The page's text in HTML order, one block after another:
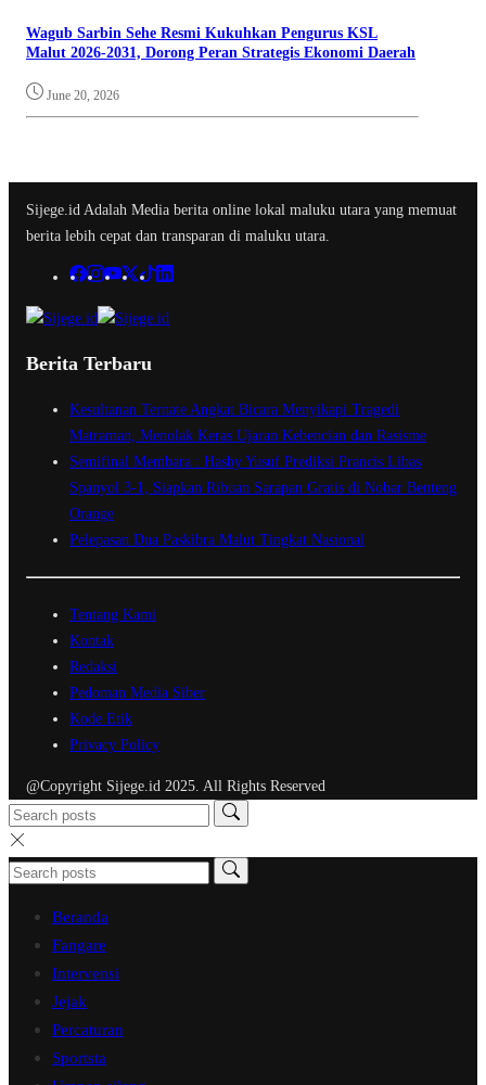
Wagub Sarbin Sehe Resmi Kukuhkan Pengurus KSL
Malut 2026-2031, Dorong Peran Strategis Ekonomi Daerah
June 20, 2026
Sijege.id Adalah Media berita online lokal maluku utara yang memuat
berita lebih cepat dan transparan di maluku utara.
Berita Terbaru
Kesultanan Ternate Angkat Bicara Menyikapi Tragedi
Matraman, Menolak Keras Ujaran Kebencian dan Rasisme
Semifinal Membara : Hasby Yusuf Prediksi Prancis Libas
Spanyol 3-1, Siapkan Ribuan Sarapan Gratis di Nobar Benteng
Orange
Pelepasan Dua Paskibra Malut Tingkat Nasional
Tentang Kami
Kontak
Redaksi
Pedoman Media Siber
Kode Etik
Privacy Policy
@Copyright Sijege.id 2025. All Rights Reserved
Beranda
Fangare
Intervensi
Jejak
Percaturan
Sportsta